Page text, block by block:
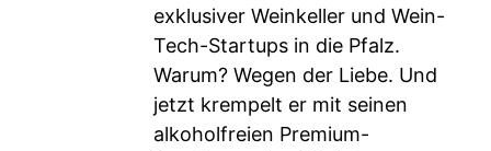
exklusiver Weinkeller und Wein-
Tech-Startups in die Pfalz.
Warum? Wegen der Liebe. Und
jetzt krempelt er mit seinen
alkoholfreien Premium-